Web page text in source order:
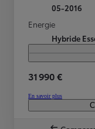
05-2016
Energie
Hybride
31 990 €
En savoir plus